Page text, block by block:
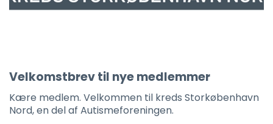
Velkomstbrev til nye medlemmer
Kære medlem. Velkommen til kreds Storkøbenhavn
Nord, en del af Autismeforeningen.